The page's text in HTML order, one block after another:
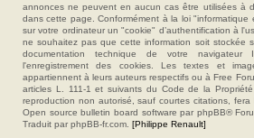
annonces ne peuvent en aucun cas être utilisées à
dans cette page. Conformément à la loi "informatique
sur votre ordinateur un "cookie" d’authentification à
ne souhaitez pas que cette information soit stockée
documentation technique de votre navigateur
l'enregistrement des cookies. Les textes et
appartiennent à leurs auteurs respectifs ou à Free
articles L. 111-1 et suivants du Code de la
reproduction non autorisé, sauf courtes citations,
Open source bulletin board software par phpBB®
Traduit par phpBB-fr.com. [Philippe Renault]